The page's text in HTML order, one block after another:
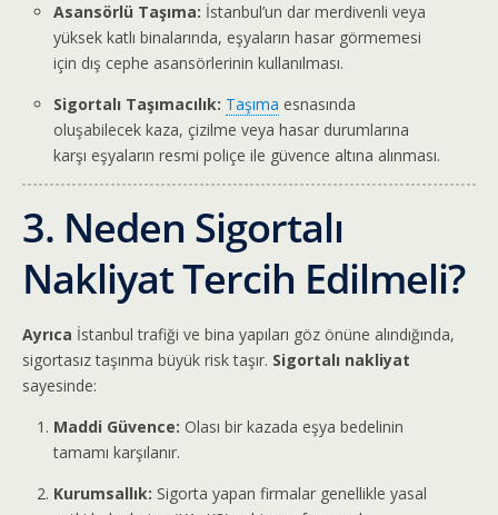
Asansörlü Taşıma: İstanbul’un dar merdivenli veya
yüksek katlı binalarında, eşyaların hasar görmemesi
için dış cephe asansörlerinin kullanılması.
Sigortalı Taşımacılık: Taşıma esnasında
oluşabilecek kaza, çizilme veya hasar durumlarına
karşı eşyaların resmi poliçe ile güvence altına alınması.
3. Neden Sigortalı
Nakliyat Tercih Edilmeli?
Ayrıca İstanbul trafiği ve bina yapıları göz önüne alındığında,
sigortasız taşınma büyük risk taşır. Sigortalı nakliyat
sayesinde:
Maddi Güvence: Olası bir kazada eşya bedelinin
tamamı karşılanır.
Kurumsallık: Sigorta yapan firmalar genellikle yasal